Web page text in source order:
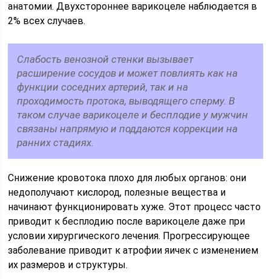
анатомии. Двухстороннее варикоцеле наблюдается в
2% всех случаев.
Слабость венозной стенки вызывает
расширение сосудов и может повлиять как на
функции соседних артерий, так и на
проходимость протока, выводящего сперму. В
таком случае варикоцеле и бесплодие у мужчин
связаны напрямую и поддаются коррекции на
ранних стадиях.
Снижение кровотока плохо для любых органов: они
недополучают кислород, полезные вещества и
начинают функционировать хуже. Этот процесс часто
приводит к бесплодию после варикоцеле даже при
условии хирургического лечения. Прогрессирующее
заболевание приводит к атрофии яичек с изменением
их размеров и структуры.